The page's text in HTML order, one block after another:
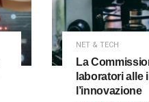
NET & TECH
La
laboratori alle
l’innovazione